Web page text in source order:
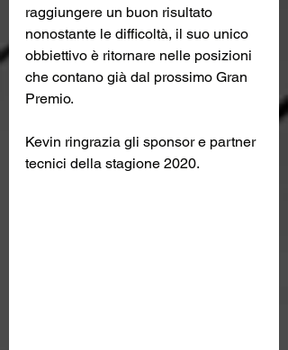
raggiungere un buon risultato
nonostante le difficoltà, il suo unico
obbiettivo è ritornare nelle posizioni
che contano già dal prossimo Gran
Premio.
Kevin ringrazia gli sponsor e partner
tecnici della stagione 2020.